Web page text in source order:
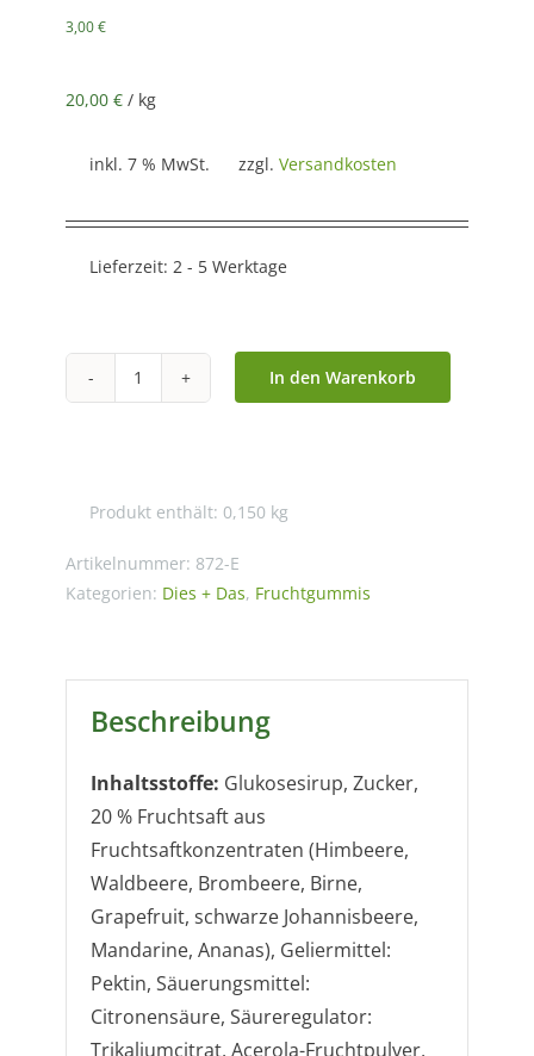
3,00€
20,00 € / kg
inkl. 7 % MwSt. zzgl. Versandkosten
Lieferzeit: 2 - 5 Werktage
Vegane
Pektin
Fruchtsaftbären
Menge
In den Warenkorb
Produkt enthält: 0,150 kg
Artikelnummer: 872-E
Kategorien: Dies + Das, Fruchtgummis
Beschreibung
Inhaltsstoffe: Glukosesirup, Zucker,
20 % Fruchtsaft aus
Fruchtsaftkonzentraten (Himbeere,
Waldbeere, Brombeere, Birne,
Grapefruit, schwarze Johannisbeere,
Mandarine, Ananas), Geliermittel:
Pektin, Säuerungsmittel:
Citronensäure, Säureregulator:
Trikaliumcitrat, Acerola-Fruchtpulver,